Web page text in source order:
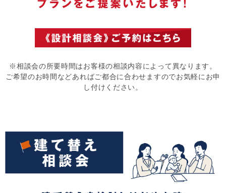
※相談会の所要時間はお客様の相談内容によって異なります。
ご希望のお時間などあればご都合に合わせますのでお気軽にお申
し付けください。